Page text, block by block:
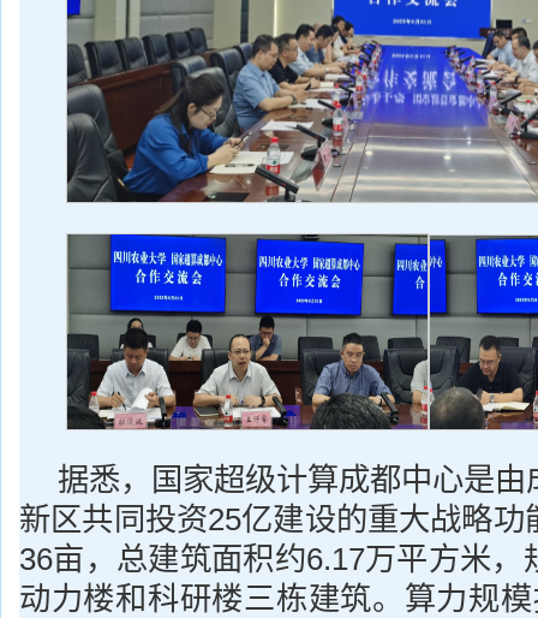
据悉，国家超级计算成都中心是
新区共同投资25亿建设的重大战略功
36亩，总建筑面积约6.17万平方米，
动力楼和科研楼三栋建筑。算力规